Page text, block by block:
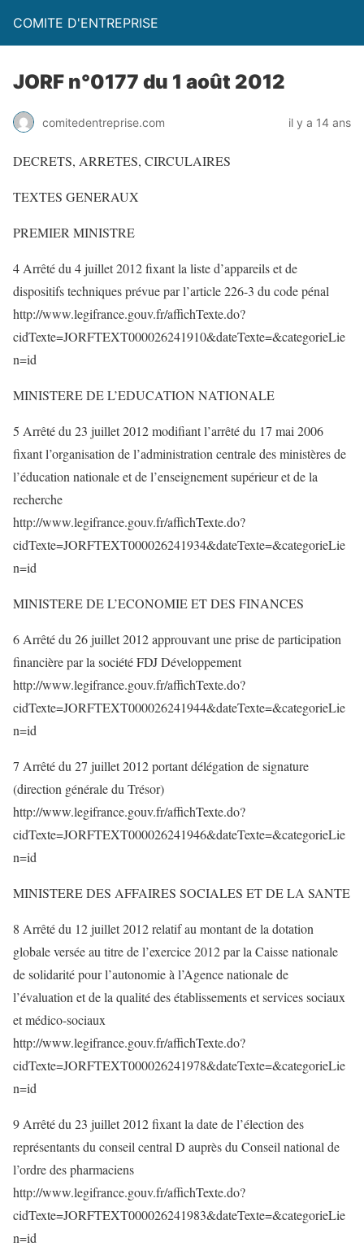
COMITE D'ENTREPRISE
JORF n°0177 du 1 août 2012
comitedentreprise.com il y a 14 ans
DECRETS, ARRETES, CIRCULAIRES
TEXTES GENERAUX
PREMIER MINISTRE
4 Arrêté du 4 juillet 2012 fixant la liste d’appareils et de
dispositifs techniques prévue par l’article 226-3 du code pénal
http://www.legifrance.gouv.fr/affichTexte.do?
cidTexte=JORFTEXT000026241910&dateTexte=&categorieLie
n=id
MINISTERE DE L’EDUCATION NATIONALE
5 Arrêté du 23 juillet 2012 modifiant l’arrêté du 17 mai 2006
fixant l’organisation de l’administration centrale des ministères de
l’éducation nationale et de l’enseignement supérieur et de la
recherche
http://www.legifrance.gouv.fr/affichTexte.do?
cidTexte=JORFTEXT000026241934&dateTexte=&categorieLie
n=id
MINISTERE DE L’ECONOMIE ET DES FINANCES
6 Arrêté du 26 juillet 2012 approuvant une prise de participation
financière par la société FDJ Développement
http://www.legifrance.gouv.fr/affichTexte.do?
cidTexte=JORFTEXT000026241944&dateTexte=&categorieLie
n=id
7 Arrêté du 27 juillet 2012 portant délégation de signature
(direction générale du Trésor)
http://www.legifrance.gouv.fr/affichTexte.do?
cidTexte=JORFTEXT000026241946&dateTexte=&categorieLie
n=id
MINISTERE DES AFFAIRES SOCIALES ET DE LA SANTE
8 Arrêté du 12 juillet 2012 relatif au montant de la dotation
globale versée au titre de l’exercice 2012 par la Caisse nationale
de solidarité pour l’autonomie à l’Agence nationale de
l’évaluation et de la qualité des établissements et services sociaux
et médico-sociaux
http://www.legifrance.gouv.fr/affichTexte.do?
cidTexte=JORFTEXT000026241978&dateTexte=&categorieLie
n=id
9 Arrêté du 23 juillet 2012 fixant la date de l’élection des
représentants du conseil central D auprès du Conseil national de
l’ordre des pharmaciens
http://www.legifrance.gouv.fr/affichTexte.do?
cidTexte=JORFTEXT000026241983&dateTexte=&categorieLie
n=id